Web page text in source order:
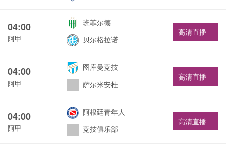
04:00
阿甲
班菲尔德
贝尔格拉诺
高清直播
04:00
阿甲
图库曼竞技
萨尔米安杜
高清直播
04:00
阿甲
阿根廷青年人
竞技俱乐部
高清直播